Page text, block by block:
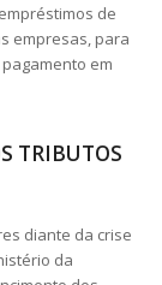
de
empresas, para
em
TRIBUTOS
diante da crise
da